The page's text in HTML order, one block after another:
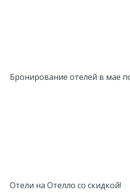
Бронирование отелей в мае
Отели на Отелло со скидкой!